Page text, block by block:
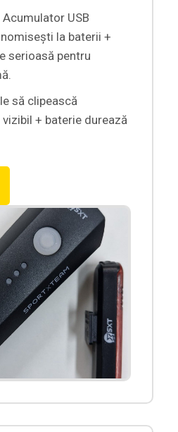
Acumulator USB
la baterii +
serioasă pentru
să clipească
+ baterie durează